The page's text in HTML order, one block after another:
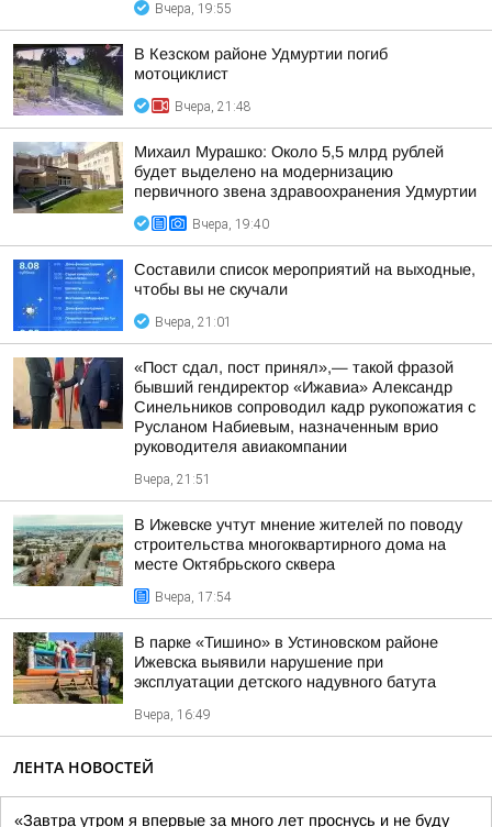
Вчера, 19:55
В Кезском районе Удмуртии погиб
мотоциклист
Вчера, 21:48
Михаил Мурашко: Около 5,5 млрд рублей
будет выделено на модернизацию
первичного звена здравоохранения Удмуртии
Вчера, 19:40
Составили список мероприятий на выходные,
чтобы вы не скучали
Вчера, 21:01
«Пост сдал, пост принял»,— такой фразой
бывший гендиректор «Ижавиа» Александр
Синельников сопроводил кадр рукопожатия с
Русланом Набиевым, назначенным врио
руководителя авиакомпании
Вчера, 21:51
В Ижевске учтут мнение жителей по поводу
строительства многоквартирного дома на
месте Октябрьского сквера
Вчера, 17:54
В парке «Тишино» в Устиновском районе
Ижевска выявили нарушение при
эксплуатации детского надувного батута
Вчера, 16:49
ЛЕНТА НОВОСТЕЙ
«Завтра утром я впервые за много лет проснусь и не буду